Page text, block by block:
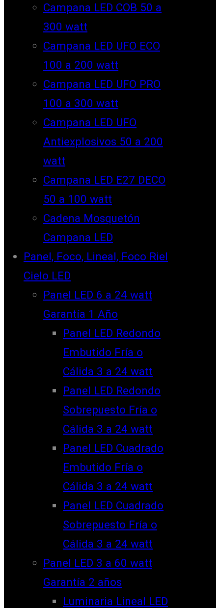
Campana LED COB 50 a
300 watt
Campana LED UFO ECO
100 a 200 watt
Campana LED UFO PRO
100 a 300 watt
Campana LED UFO
Antiexplosivos 50 a 200
watt
Campana LED E27 DECO
50 a 100 watt
Cadena Mosquetón
Campana LED
Panel, Foco, Lineal, Foco Riel
Cielo LED
Panel LED 6 a 24 watt
Garantía 1 Año
Panel LED Redondo
Embutido Fría o
Cálida 3 a 24 watt
Panel LED Redondo
Sobrepuesto Fría o
Cálida 3 a 24 watt
Panel LED Cuadrado
Embutido Fría o
Cálida 3 a 24 watt
Panel LED Cuadrado
Sobrepuesto Fría o
Cálida 3 a 24 watt
Panel LED 3 a 60 watt
Garantía 2 años
Luminaria Lineal LED